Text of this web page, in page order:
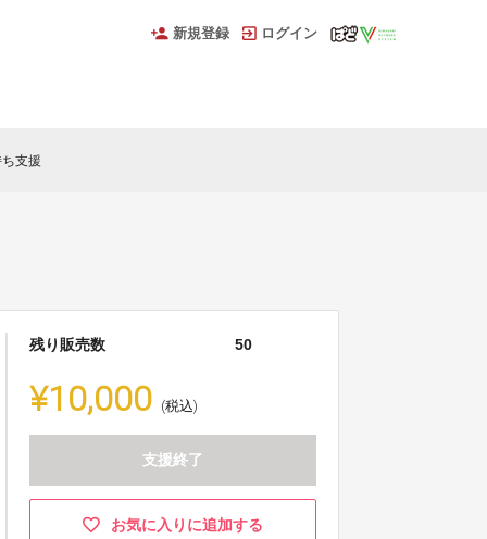
新規登録 ログイン
支援
残り販売数 50
¥10,000 (税込)
支援終了
お気に入りに追加する